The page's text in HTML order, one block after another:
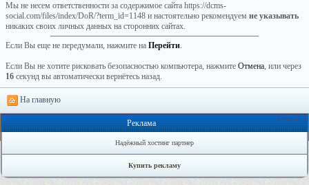
Мы не несем ответственности за содержимое сайта https://dcms-
social.com/files/index/DoR/?term_id=1148 и настоятельно рекомендуем не указывать
никаких своих личных данных на сторонних сайтах.
Если Вы еще не передумали, нажмите на Перейти.
Если Вы не хотите рисковать безопасностью компьютера, нажмите Отмена, или через
16 секунд вы автоматически вернётесь назад.
На главную
Онлайн: 1
Реклама
Надёжный хостинг партнер
Купить рекламу